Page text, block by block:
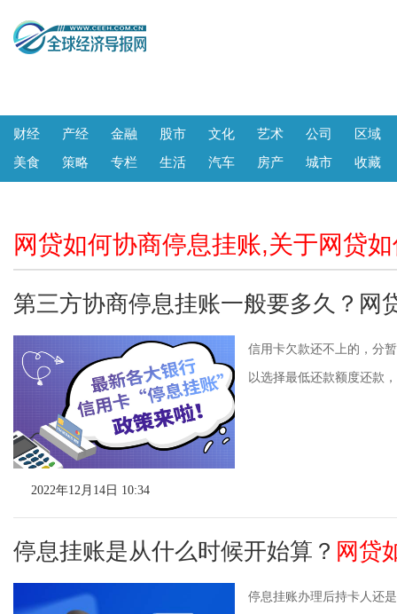
财经 产经 金融 股市 文化 艺术 公司
区域
美食
策略 专栏 生活 汽车 房产 城市 收藏
网贷如何协商停息挂账,关于网贷
第三方协商停息挂账一般要多久？网
信用卡欠款还不上的，分
以选择最低还款额度还款
2022年12月14日 10:34
停息挂账是从什么时候开始算？ 网贷
停息挂账办理后持卡人还